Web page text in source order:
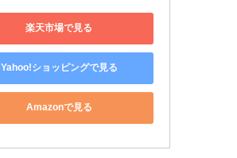
楽天市場で見る
Yahoo!ショッピングで見る
Amazonで見る